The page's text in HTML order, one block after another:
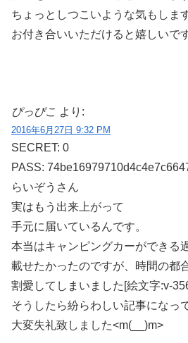
ちょっとしつこいような気もしま
お付き合いいただけると嬉しいで
ぴっぴこ より:
2016年6月27日 9:32 PM
SECRET: 0
PASS:
らいぞうさん
実はもう出来上がって
手元に届いているんです。
本当はキャンピングカーができる
載せたかったのですが、時間の都
割愛してしまいました[絵文字:v-
そうしたら紛らわしい記事になっ
大変失礼致しました<m(__)m>